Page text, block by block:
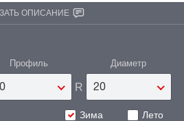
ОПИСАНИЕ
Профиль
R
Диаметр
20
Зима Лето